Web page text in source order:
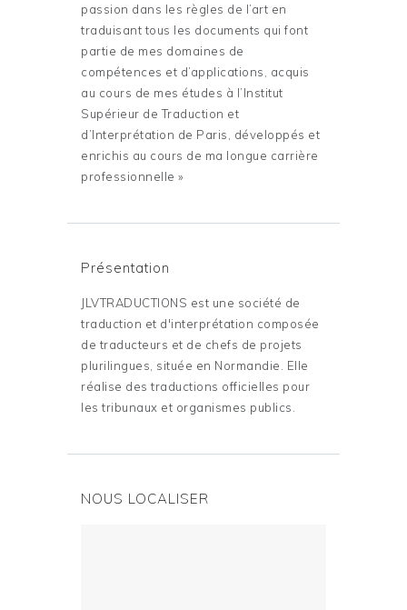
passion dans les règles de l’art en
traduisant tous les documents qui font
partie de mes domaines de
compétences et d’applications, acquis
au cours de mes études à l’Institut
Supérieur de Traduction et
d’Interprétation de Paris, développés et
enrichis au cours de ma longue carrière
professionnelle »
Présentation
JLVTRADUCTIONS est une société de
traduction et d'interprétation composée
de traducteurs et de chefs de projets
plurilingues, située en Normandie. Elle
réalise des traductions officielles pour
les tribunaux et organismes publics.
NOUS LOCALISER